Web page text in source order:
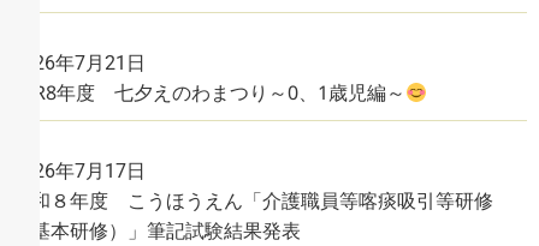
2026年7月21日
R8年度 七夕えのわまつり～0、1歳児編～
2026年7月17日
令和８年度 こうほうえん「介護職員等喀痰吸引等研修
（基本研修）」筆記試験結果発表